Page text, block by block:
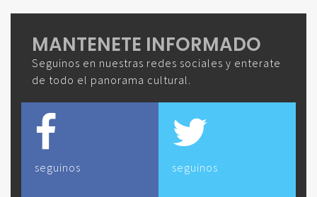
MANTENETE INFORMADO
Seguinos en nuestras redes sociales y enterate
de todo el panorama cultural.
seguinos seguinos